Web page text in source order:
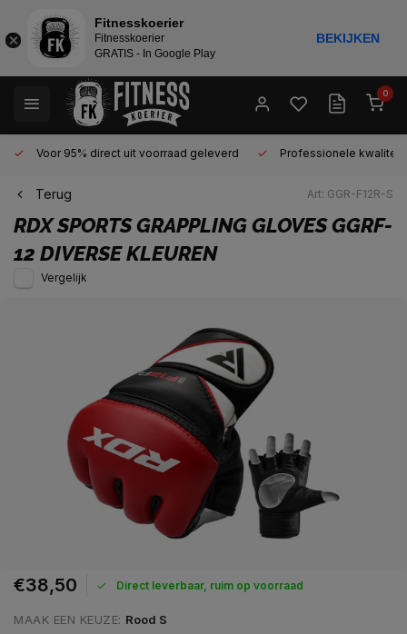
0
Voor 95% direct uit voorraad geleverd Professionele kwaliteit
Terug Art: GGR-F12R-S
RDX SPORTSGRAPPLING GLOVES GGRF-
12 DIVERSE KLEUREN
Vergelijk
€38,50 Direct leverbaar, ruim op voorraad
MAAK EEN KEUZE: Rood S
Fitnesskoerier
Fitnesskoerier
GRATIS - In Google Play
BEKIJKEN